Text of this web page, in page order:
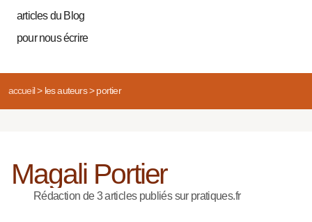
articles du Blog
pour nous écrire
accueil> les auteurs> portier
Magali Portier
Rédaction de 3 articles publiés sur pratiques.fr